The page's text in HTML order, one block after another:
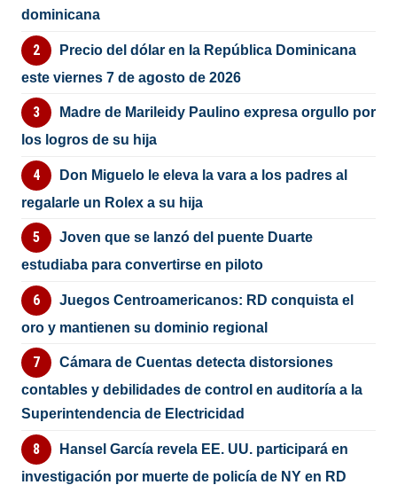
dominicana
Precio del dólar en la República Dominicana
este viernes 7 de agosto de 2026
Madre de Marileidy Paulino expresa orgullo por
los logros de su hija
Don Miguelo le eleva la vara a los padres al
regalarle un Rolex a su hija
Joven que se lanzó del puente Duarte
estudiaba para convertirse en piloto
Juegos Centroamericanos: RD conquista el
oro y mantienen su dominio regional
Cámara de Cuentas detecta distorsiones
contables y debilidades de control en auditoría a la
Superintendencia de Electricidad
Hansel García revela EE. UU. participará en
investigación por muerte de policía de NY en RD